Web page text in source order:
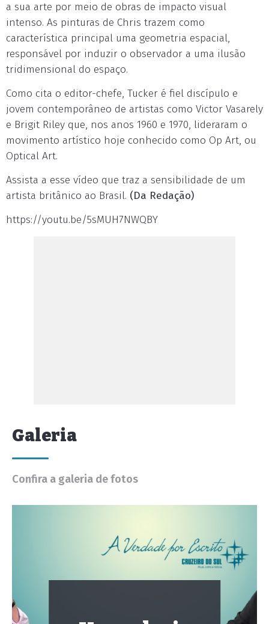
a sua arte por meio de obras de impacto visual
intenso. As pinturas de Chris trazem como
característica principal uma geometria espacial,
responsável por induzir o observador a uma ilusão
tridimensional do espaço.
Como cita o editor-chefe, Tucker é fiel discípulo e
jovem contemporâneo de artistas como Victor Vasarely
e Brigit Riley que, nos anos 1960 e 1970, lideraram o
movimento artístico hoje conhecido como Op Art, ou
Optical Art.
Assista a esse vídeo que traz a sensibilidade de um
artista britânico ao Brasil. (Da Redação)
https://youtu.be/5sMUH7NWQBY
Galeria
Confira a galeria de fotos